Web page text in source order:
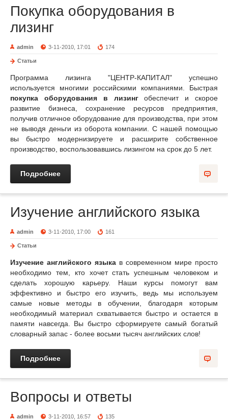
Покупка оборудования в
лизинг
admin 3-11-2010, 17:01 174
Статьи
Программа лизинга "ЦЕНТР-КАПИТАЛ" успешно
используется многими российскими компаниями. Быстрая
покупка оборудования в лизингобеспечит и скорое
развитие бизнеса, сохранение ресурсов предприятия,
получив отличное оборудование для производства, при этом
не выводя деньги из оборота компании. С нашей помощью
вы быстро модернизируете и расширите собственное
производство, воспользовавшись лизингом на срок до 5 лет.
Подробнее
Изучение английского языка
admin 3-11-2010, 17:00 161
Статьи
Изучение английского языка в современном мире просто
необходимо тем, кто хочет стать успешным человеком и
сделать хорошую карьеру. Наши курсы помогут вам
эффективно и быстро его изучить, ведь мы используем
самые новые методы в обучении, благодаря которым
необходимый материал схватывается быстро и остается в
памяти навсегда. Вы быстро сформируете самый богатый
словарный запас - более восьми тысяч английских слов!
Подробнее
Вопросы и ответы
admin 3-11-2010, 16:57 135